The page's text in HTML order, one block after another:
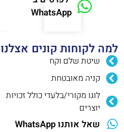
WhatsApp
למה לקוחות קונים אצלנו:
שיטת שלם וקח
קניה מאובטחת
לוגו מקורי/בלעדי כולל זכויות
יוצרים
שאל אותנו WhatsApp